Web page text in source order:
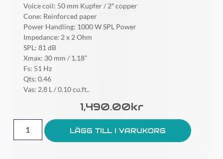
Voice coil: 50 mm Kupfer / 2″ copper
Cone: Reinforced paper
Power Handling: 1000 W SPL Power
Impedance: 2 x 2 Ohm
SPL: 81 dB
Xmax: 30 mm / 1.18”
Fs: 51 Hz
Qts: 0.46
Vas: 2.8 L / 0.10 cu.ft..
1,490.00Kr
LÄGG TILL I VARUKORG